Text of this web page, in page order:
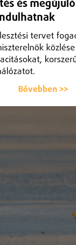
és
tervet
Bővebben >>